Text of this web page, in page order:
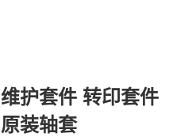
维护套件 转印套件
原装轴套